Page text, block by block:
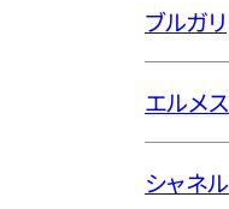
ブルガリ
エルメス
シャネル